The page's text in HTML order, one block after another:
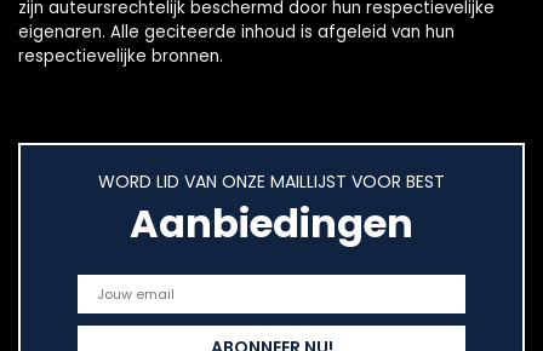
zijn auteursrechtelijk beschermd door hun respectievelijke
eigenaren. Alle geciteerde inhoud is afgeleid van hun
respectievelijke bronnen.
WORD LID VAN ONZE MAILLIJST VOOR BEST
Aanbiedingen